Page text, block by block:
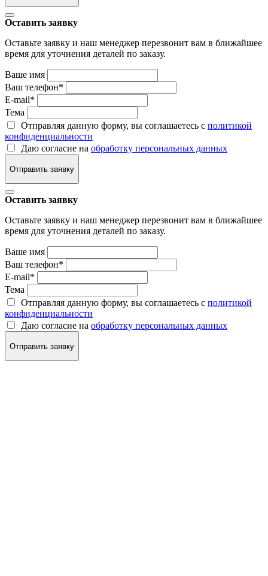
Оставить заявку
Оставьте заявку и наш менеджер перезвонит вам в ближайшее
время для уточнения деталей по заказу.
Ваше имя
Ваш телефон*
E-mail*
Тема
Отправляя данную форму, вы соглашаетесь с политикой
конфиденциальности
Даю согласие на обработку персональных данных
Отправить заявку
Оставить заявку
Оставьте заявку и наш менеджер перезвонит вам в ближайшее
время для уточнения деталей по заказу.
Ваше имя
Ваш телефон*
E-mail*
Тема
Отправляя данную форму, вы соглашаетесь с политикой
конфиденциальности
Даю согласие на обработку персональных данных
Отправить заявку